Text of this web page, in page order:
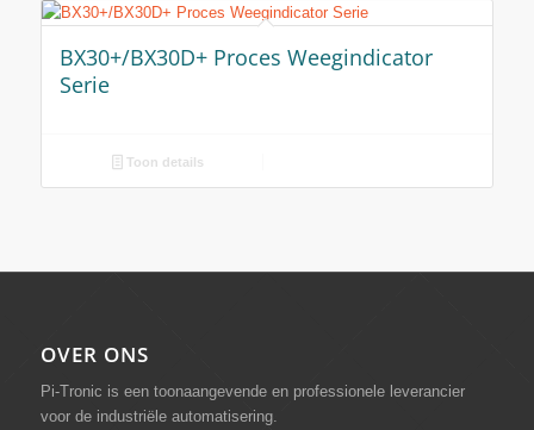
BX30+/BX30D+ Proces Weegindicator
Serie
Toon details
OVER ONS
Pi-Tronic is een toonaangevende en professionele leverancier
voor de industriële automatisering.